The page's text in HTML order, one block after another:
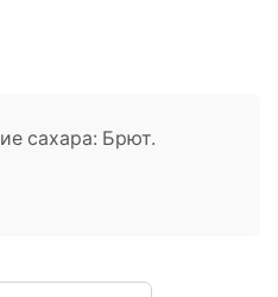
сахара: Брют.